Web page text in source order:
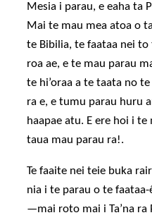
Mesia i parau, e eaha ta
Mai te mau mea atoa o
te Bibilia, te faataa nei
roa ae, e te mau parau
te hi’oraa a te taata no
ra e, e tumu parau huru
haapae atu. E ere hoi i
taua mau parau ra!.
Te faaite nei teie buka
nia i te parau o te
—mai roto mai i Ta’na ra